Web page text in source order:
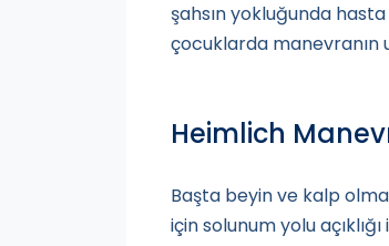
şahsın yokluğunda
çocuklarda manevranın
Heimlich
Başta beyin ve kalp
için solunum yolu